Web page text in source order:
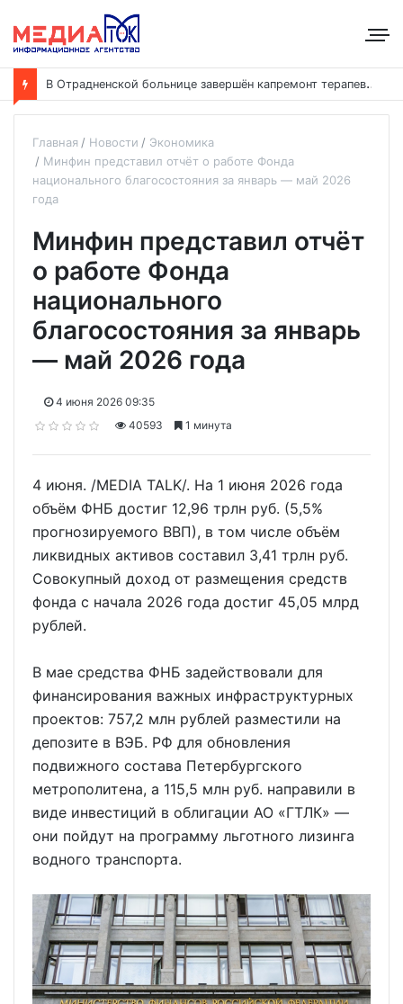
В
Отрадненской больнице завершён капремонт терапевтического корпуса
Главная Новости
Экономика
Минфин представил отчёт о работе Фонда
национального благосостояния за январь — май 2026
года
Минфин представил отчёт
о работе Фонда
национального
благосостояния за январь
— май 2026 года
4 июня 2026 09:35
40593
1 минута
4 июня. /MEDIA TALK/. На 1 июня 2026 года
объём ФНБ достиг 12,96 трлн руб. (5,5%
прогнозируемого ВВП), в том числе объём
ликвидных активов составил 3,41 трлн руб.
Совокупный доход от размещения средств
фонда с начала 2026 года достиг 45,05 млрд
рублей.
В мае средства ФНБ задействовали для
финансирования важных инфраструктурных
проектов: 757,2 млн рублей разместили на
депозите в ВЭБ. РФ для обновления
подвижного состава Петербургского
метрополитена, а 115,5 млн руб. направили в
виде инвестиций в облигации АО «ГТЛК» —
они пойдут на программу льготного лизинга
водного транспорта.